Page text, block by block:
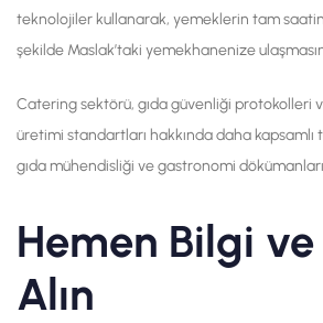
teknolojiler kullanarak, yemeklerin tam
şekilde Maslak’taki yemekhanenize
Catering sektörü, gıda güvenliği protokolleri
üretimi standartları hakkında daha
gıda mühendisliği ve gastronomi
Hemen Bilgi
Alın